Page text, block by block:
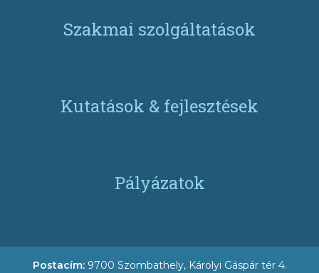
Szakmai szolgáltatások
Kutatások & fejlesztések
Pályázatok
Postacím: 9700 Szombathely, Károlyi Gáspár tér 4.